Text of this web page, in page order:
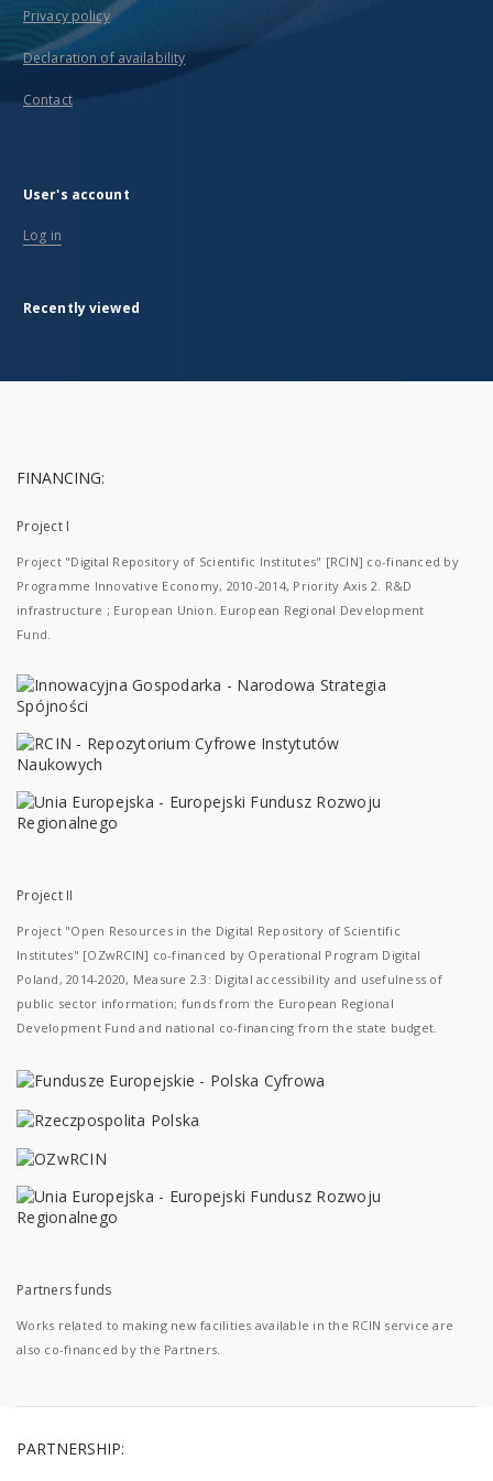
Privacy policy
Declaration of availability
Contact
User's account
Log in
Recently viewed
FINANCING:
Project I
Project "Digital Repository of Scientific Institutes" [RCIN] co-financed by
Programme Innovative Economy, 2010-2014, Priority Axis 2. R&D
infrastructure ; European Union. European Regional Development
Fund.
Project II
Project "Open Resources in the Digital Repository of Scientific
Institutes" [OZwRCIN] co-financed by Operational Program Digital
Poland, 2014-2020, Measure 2.3: Digital accessibility and usefulness of
public sector information; funds from the European Regional
Development Fund and national co-financing from the state budget.
Partners funds
Works related to making new facilities available in the RCIN service are
also co-financed by the Partners.
PARTNERSHIP: